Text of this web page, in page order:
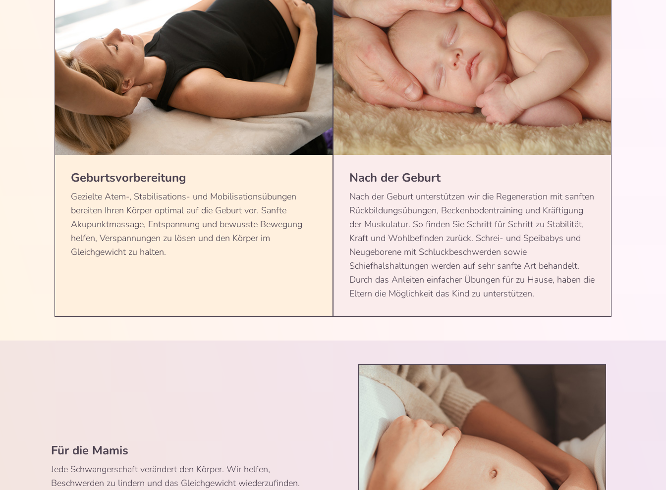
Geburtsvorbereitung
Gezielte Atem-, Stabilisations- und Mobilisationsübungen
bereiten Ihren Körper optimal auf die Geburt vor. Sanfte
Akupunktmassage, Entspannung und bewusste Bewegung
helfen, Verspannungen zu lösen und den Körper im
Gleichgewicht zu halten.
Nach der Geburt
Nach der Geburt unterstützen wir die Regeneration mit sanften
Rückbildungsübungen, Beckenbodentraining und Kräftigung
der Muskulatur. So finden Sie Schritt für Schritt zu Stabilität,
Kraft und Wohlbefinden zurück. Schrei- und Speibabys und
Neugeborene mit Schluckbeschwerden sowie
Schiefhalshaltungen werden auf sehr sanfte Art behandelt.
Durch das Anleiten einfacher Übungen für zu Hause, haben die
Eltern die Möglichkeit das Kind zu unterstützen.
Für die Mamis
Jede Schwangerschaft verändert den Körper. Wir helfen,
Beschwerden zu lindern und das Gleichgewicht wiederzufinden.